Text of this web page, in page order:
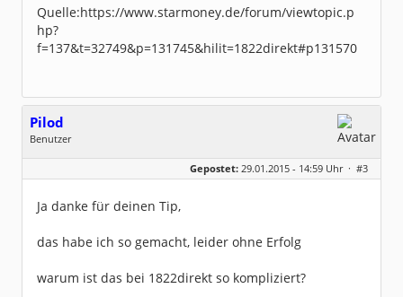
Quelle:https://www.starmoney.de/forum/viewtopic.p
hp?
f=137&t=32749&p=131745&hilit=1822direkt#p131570
Pilod
Benutzer
Geschlecht:
keine Angabe
Dabei seit:
01 / 2015
Gepostet: 29.01.2015 - 14:59 Uhr · #3
Ja danke für deinen Tip,
das habe ich so gemacht, leider ohne Erfolg
warum ist das bei 1822direkt so kompliziert?